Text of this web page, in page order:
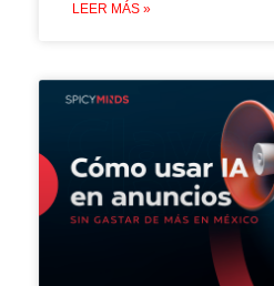
LEER MÁS »